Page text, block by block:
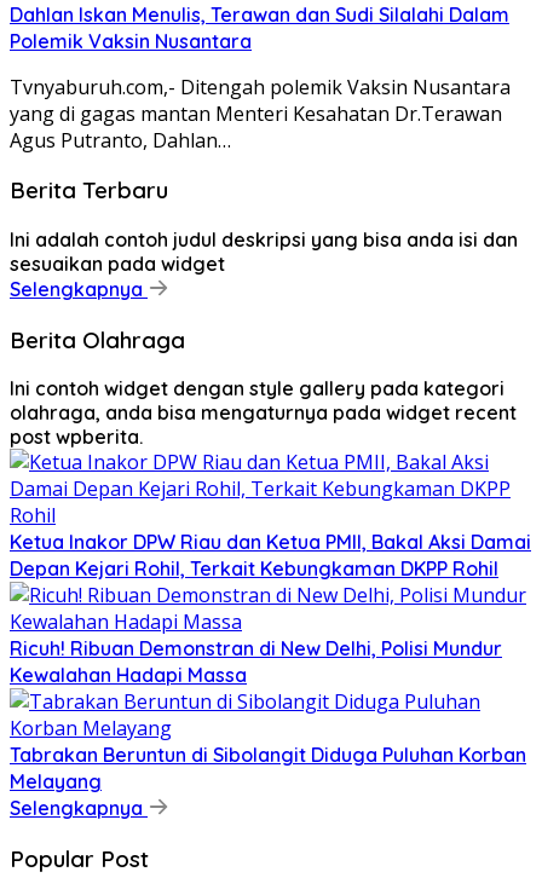
Dahlan Iskan Menulis, Terawan dan Sudi Silalahi Dalam
Polemik Vaksin Nusantara
Tvnyaburuh.com,- Ditengah polemik Vaksin Nusantara
yang di gagas mantan Menteri Kesahatan Dr.Terawan
Agus Putranto, Dahlan…
Berita Terbaru
Ini adalah contoh judul deskripsi yang bisa anda isi dan
sesuaikan pada widget
Selengkapnya
Berita Olahraga
Ini contoh widget dengan style gallery pada kategori
olahraga, anda bisa mengaturnya pada widget recent
post wpberita.
Ketua Inakor DPW Riau dan Ketua PMII, Bakal Aksi Damai
Depan Kejari Rohil, Terkait Kebungkaman DKPP Rohil
Ricuh! Ribuan Demonstran di New Delhi, Polisi Mundur
Kewalahan Hadapi Massa
Tabrakan Beruntun di Sibolangit Diduga Puluhan Korban
Melayang
Selengkapnya
Popular Post